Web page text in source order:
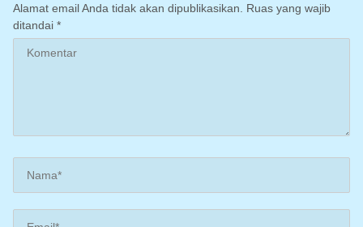
Alamat email Anda tidak akan dipublikasikan. Ruas yang wajib
ditandai *